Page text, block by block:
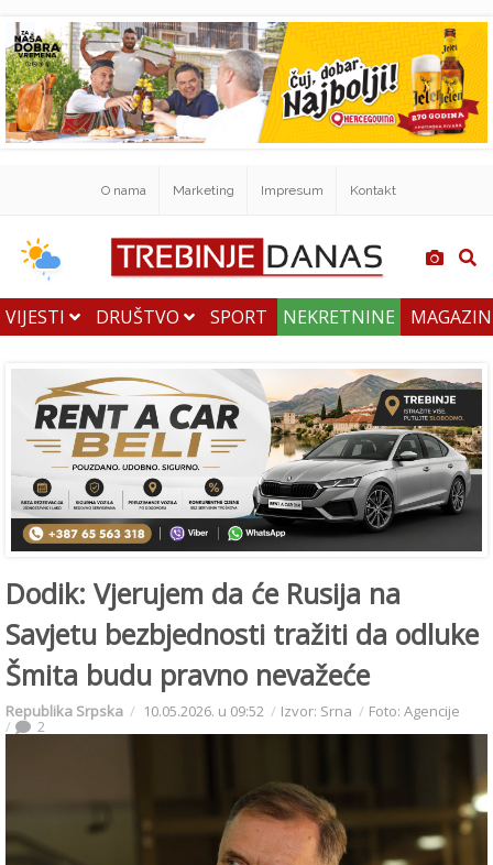
O nama Marketing Impresum Kontakt
VIJESTI DRUŠTVO SPORT NEKRETNINE
Dodik: Vjerujem da će Rusija na
Savjetu bezbjednosti tražiti da odluke
Šmita budu pravno nevažeće
Republika Srpska 10.05.2026. u 09:52 Izvor: Srna Foto: Agencije
2